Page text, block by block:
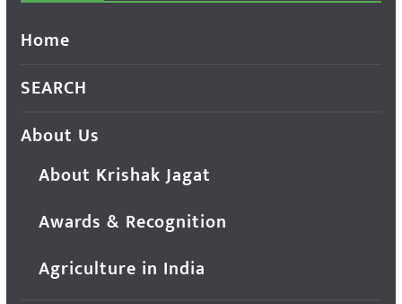
Home
SEARCH
About Us
About Krishak Jagat
Awards & Recognition
Agriculture in India